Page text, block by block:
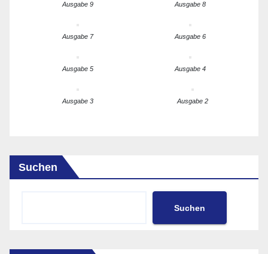
Ausgabe 9 Ausgabe 8
Ausgabe 7 Ausgabe 6
Ausgabe 5 Ausgabe 4
Ausgabe 3 Ausgabe 2
Suchen
Suchen